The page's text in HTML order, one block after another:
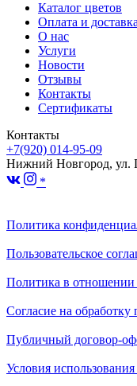
Каталог цветов
Оплата и доставка
О нас
Услуги
Новости
Отзывы
Контакты
Сертификаты
Контакты
+7(920) 014-95-09
Нижний Новгород, ул.
*
Политика
Пользовательское
Политика в отношении
Согласие на
Публичный договор-
Условия